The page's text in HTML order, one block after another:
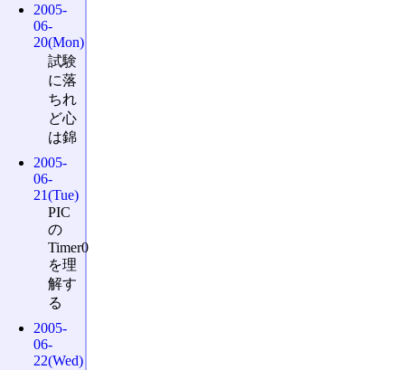
2005-
06-
20(Mon)
試験
に落
ちれ
ど心
は錦
2005-
06-
21(Tue)
PIC
の
Timer0
を理
解す
る
2005-
06-
22(Wed)